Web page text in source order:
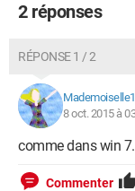
2 réponses
RÉPONSE 1 / 2
8 oct. 2015 à
comme dans win
Commenter